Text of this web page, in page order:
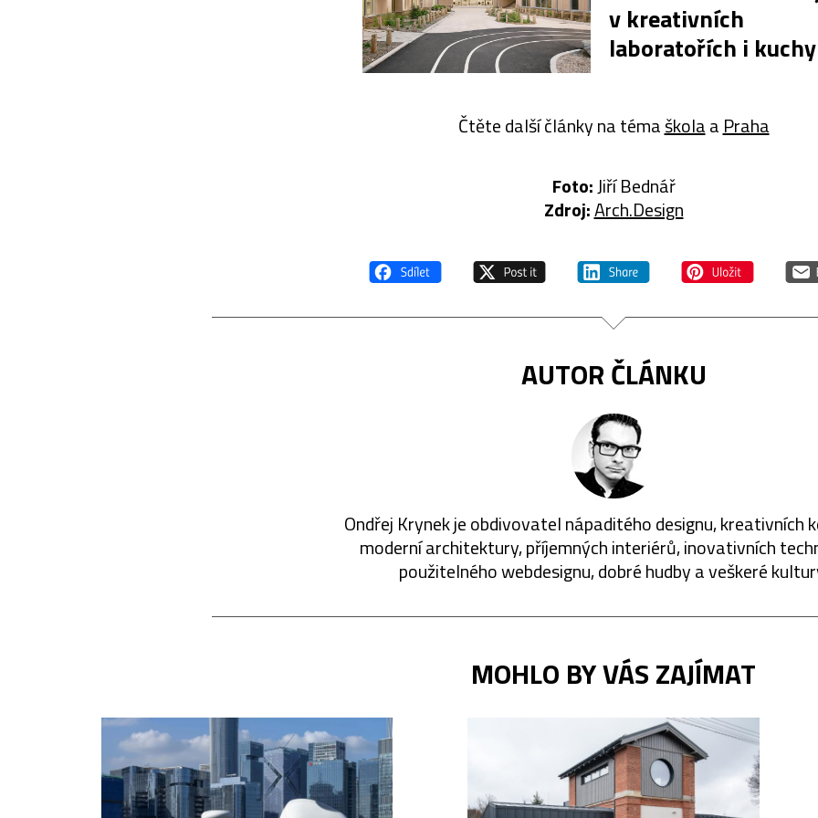
v kreativních
laboratořích i
Čtěte další články na témaškolaa Praha
Foto:Jiří Bednář
Zdroj:Arch.Design
AUTOR ČLÁNKU
Ondřej Krynek je obdivovatel nápaditého designu, kreativních
moderní architektury, příjemných interiérů, inovativních
použitelného webdesignu, dobré hudby a veškeré
MOHLO BY VÁS ZAJÍMAT